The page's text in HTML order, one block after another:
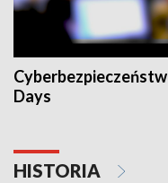
Days
HISTORIA